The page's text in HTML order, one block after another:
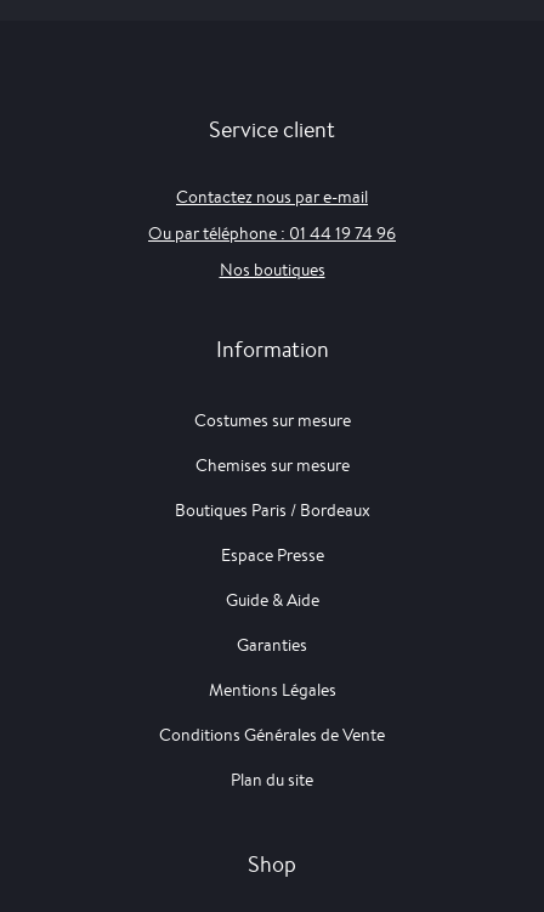
Service client
Contactez nous par e-mail
Ou par téléphone : 01 44 19 74 96
Nos boutiques
Information
Costumes sur mesure
Chemises sur mesure
Boutiques Paris / Bordeaux
Espace Presse
Guide & Aide
Garanties
Mentions Légales
Conditions Générales de Vente
Plan du site
Shop